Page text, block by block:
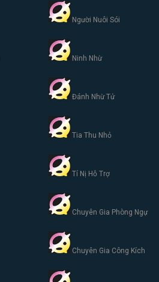
Người Nuôi Sói
Ninh Nhừ
Đánh Nhừ Tử
Tia Thu Nhỏ
Tí Nị Hỗ Trợ
Chuyên Gia Phòng Ngự
Chuyên Gia Công Kích